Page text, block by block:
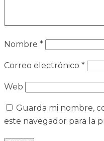
Nombre *
Correo electrónico *
Web
Guarda mi nombre,
este navegador para la